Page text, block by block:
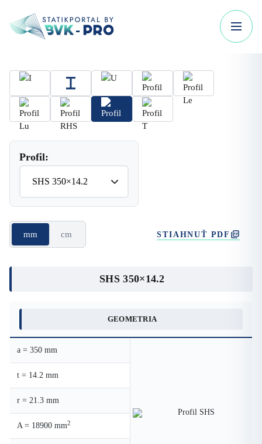
Profil:
mm cm STIAHNUŤ PDF
SHS 350×14.2
GEOMETRIA
a = 350 mm
t = 14.2 mm
r = 21.3 mm
A = 18900 mm2